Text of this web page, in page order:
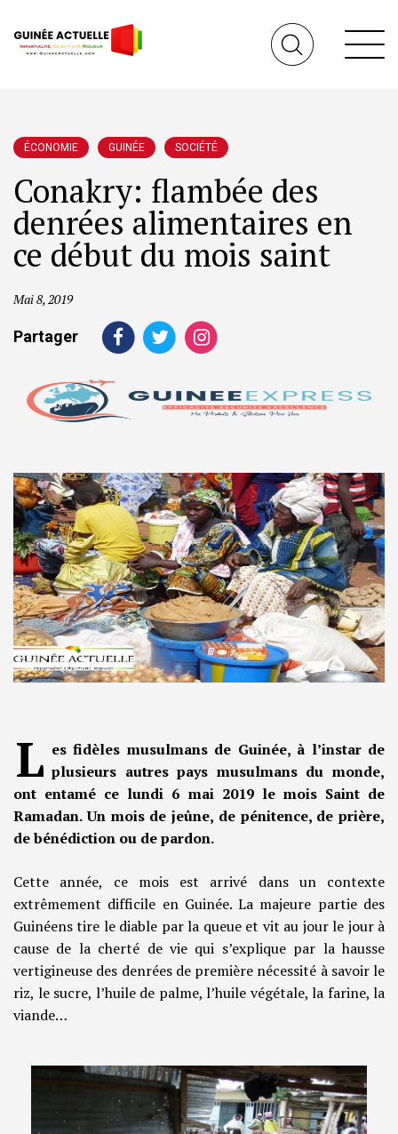
ÉCONOMIE GUINÉE SOCIÉTÉ
Conakry: flambée des
denrées alimentaires en
ce début du mois saint
Mai 8, 2019
Partager
L es fidèles musulmans de Guinée, à l’instar de
plusieurs autres pays musulmans du monde,
ont entamé ce lundi 6 mai 2019 le mois Saint de
Ramadan. Un mois de jeûne, de pénitence, de prière,
de bénédiction ou de pardon.
Cette année, ce mois est arrivé dans un contexte
extrêmement difficile en Guinée. La majeure partie des
Guinéens tire le diable par la queue et vit au jour le jour à
cause de la cherté de vie qui s’explique par la hausse
vertigineuse des denrées de première nécessité à savoir le
riz, le sucre, l’huile de palme, l’huile végétale, la farine, la
viande…